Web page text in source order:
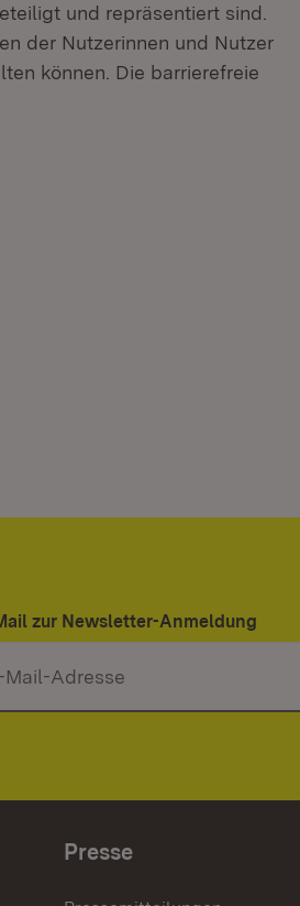
und repräsentiert sind.
der Nutzerinnen und Nutzer
können. Die barrierefreie
zur Newsletter-Anmeldung
Presse